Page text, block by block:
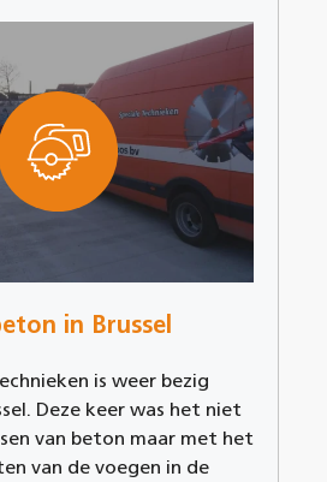
in Brussel
is weer bezig
Deze keer was het niet
van beton maar met het
van de voegen in de